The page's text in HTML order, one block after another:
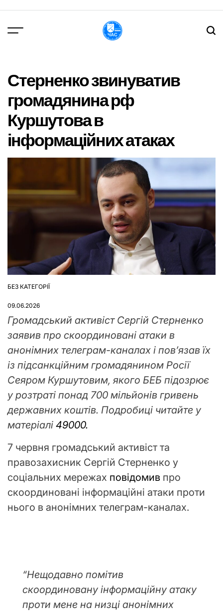
вмісту
Стерненко звинуватив
громадянина рф
Куршутова в
інформаційних атаках
ОПУБЛІКУВАТИ
БЕЗ КАТЕГОРІЇ
09.06.2026
Громадський активіст Сергій Стерненко
заявив про скоординовані атаки в
анонімних телеграм-каналах і пов’язав їх
із підсанкційним громадянином Росії
Сеяром Куршутовим, якого БЕБ підозрює
у розтраті понад 700 мільйонів гривень
державних коштів. Подробиці читайте у
матеріалі 49000.
7 червня громадський активіст та
правозахисник Сергій Стерненко у
соціальних мережах повідомив про
скоординовані інформаційні атаки проти
нього в анонімних телеграм-каналах.
“Нещодавно помітив
скоординовану інформаційну атаку
проти мене на низці анонімних